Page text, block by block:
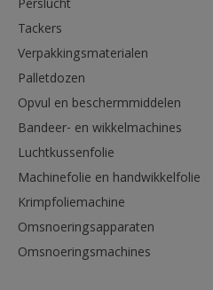
Perslucht
Tackers
Verpakkingsmaterialen
Palletdozen
Opvul en beschermmiddelen
Bandeer- en wikkelmachines
Luchtkussenfolie
Machinefolie en handwikkelfolie
Krimpfoliemachine
Omsnoeringsapparaten
Omsnoeringsmachines